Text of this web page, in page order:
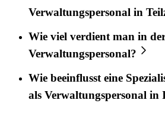
Verwaltungspersonal in
Wie viel verdient man in
Verwaltungspersonal?
Wie beeinflusst eine
als Verwaltungspersonal in